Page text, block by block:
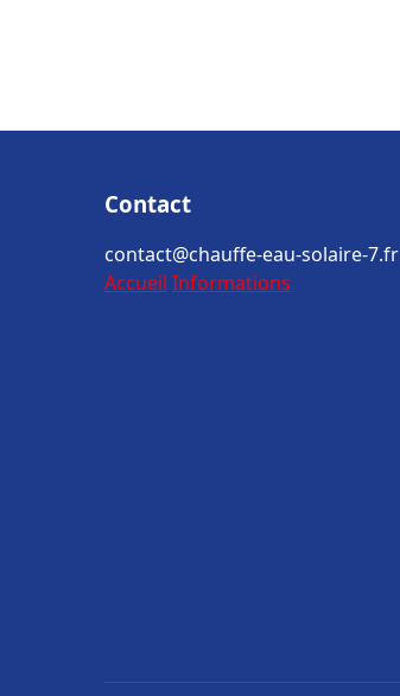
Contact
contact@chauffe-eau-solaire-7.fr
Accueil Informations